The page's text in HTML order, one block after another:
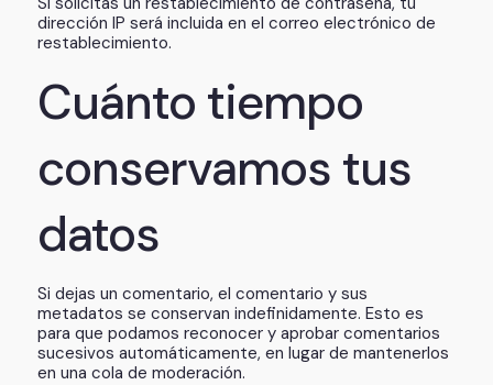
dirección IP será incluida en el correo electrónico de
restablecimiento.
Cuánto tiempo
conservamos tus
datos
Si dejas un comentario, el comentario y sus
metadatos se conservan indefinidamente. Esto es
para que podamos reconocer y aprobar comentarios
sucesivos automáticamente, en lugar de mantenerlos
en una cola de moderación.